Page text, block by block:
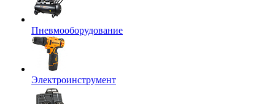
Пневмооборудование
Электроинструмент